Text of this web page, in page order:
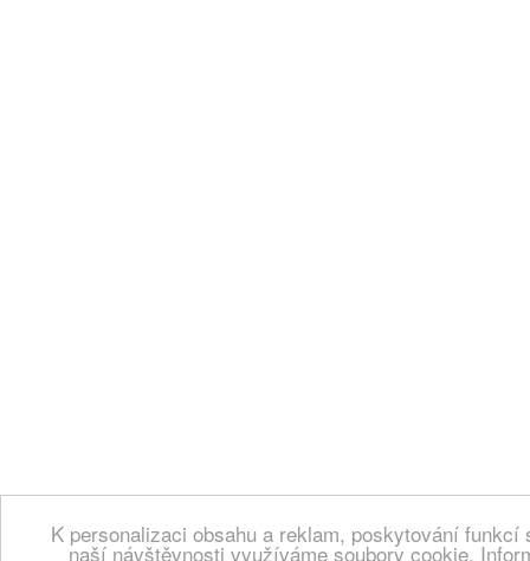
K personalizaci obsahu a reklam, poskytování
naší návštěvnosti využíváme soubory cookie.